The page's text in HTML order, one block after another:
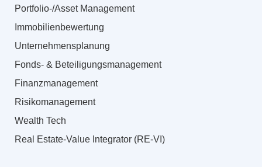
Portfolio-/Asset Management
Immobilienbewertung
Unternehmensplanung
Fonds- & Beteiligungsmanagement
Finanzmanagement
Risikomanagement
Wealth Tech
Real Estate-Value Integrator (RE-VI)